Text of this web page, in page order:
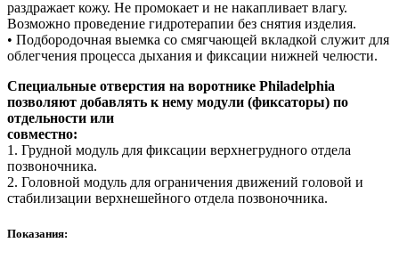
раздражает кожу. Не промокает и не накапливает влагу.
Возможно проведение гидротерапии без снятия изделия.
• Подбородочная выемка со смягчающей вкладкой служит для
облегчения процесса дыхания и фиксации нижней челюсти.
Специальные отверстия на воротнике Philadelphia
позволяют добавлять к нему модули (фиксаторы) по
отдельности или
совместно:
1. Грудной модуль для фиксации верхнегрудного отдела
позвоночника.
2. Головной модуль для ограничения движений головой и
стабилизации верхнешейного отдела позвоночника.
Показания: